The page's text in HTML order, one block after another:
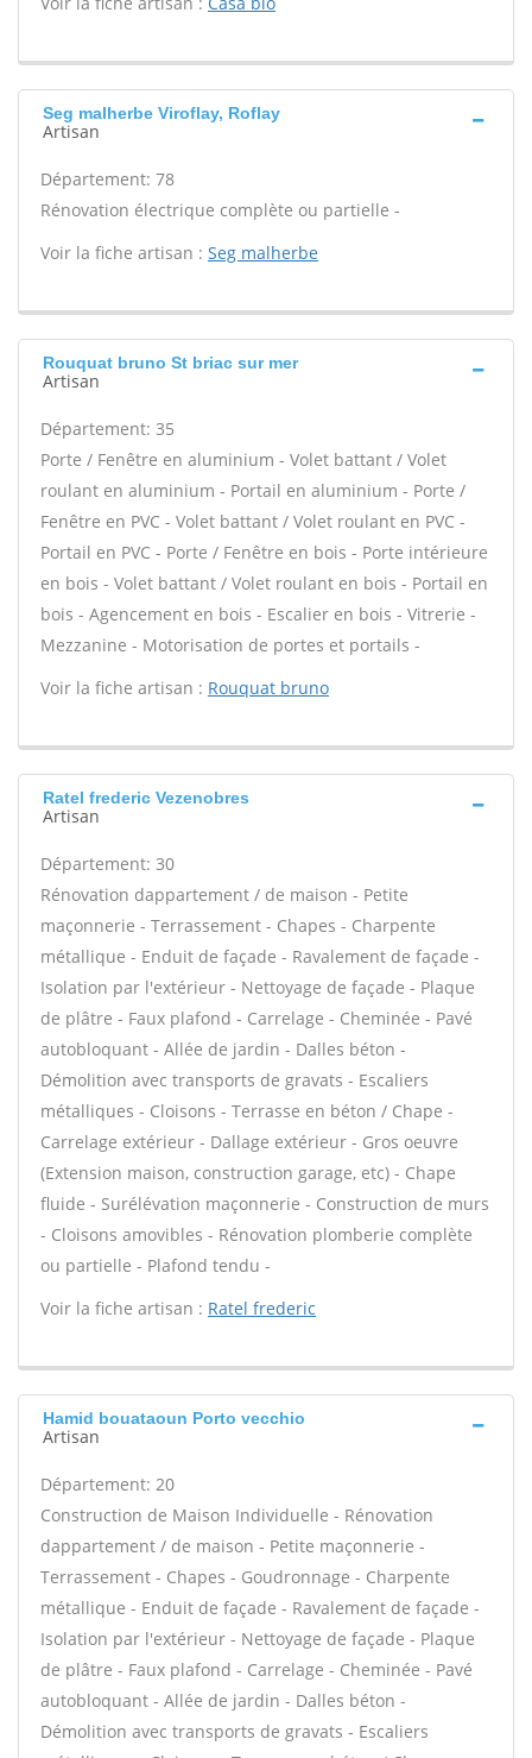
Seg malherbe Viroflay, Roflay
Artisan
Département: 78
Rénovation électrique complète ou partielle -
Voir la fiche artisan : Seg malherbe
Rouquat bruno St briac sur mer
Artisan
Département: 35
Porte / Fenêtre en aluminium - Volet battant / Volet
roulant en aluminium - Portail en aluminium - Porte /
Fenêtre en PVC - Volet battant / Volet roulant en PVC -
Portail en PVC - Porte / Fenêtre en bois - Porte intérieure
en bois - Volet battant / Volet roulant en bois - Portail en
bois - Agencement en bois - Escalier en bois - Vitrerie -
Mezzanine - Motorisation de portes et portails -
Voir la fiche artisan : Rouquat bruno
Ratel frederic Vezenobres
Artisan
Département: 30
Rénovation dappartement / de maison - Petite
maçonnerie - Terrassement - Chapes - Charpente
métallique - Enduit de façade - Ravalement de façade -
Isolation par l'extérieur - Nettoyage de façade - Plaque
de plâtre - Faux plafond - Carrelage - Cheminée - Pavé
autobloquant - Allée de jardin - Dalles béton -
Démolition avec transports de gravats - Escaliers
métalliques - Cloisons - Terrasse en béton / Chape -
Carrelage extérieur - Dallage extérieur - Gros oeuvre
(Extension maison, construction garage, etc) - Chape
fluide - Surélévation maçonnerie - Construction de murs
- Cloisons amovibles - Rénovation plomberie complète
ou partielle - Plafond tendu -
Voir la fiche artisan : Ratel frederic
Hamid bouataoun Porto vecchio
Artisan
Département: 20
Construction de Maison Individuelle - Rénovation
dappartement / de maison - Petite maçonnerie -
Terrassement - Chapes - Goudronnage - Charpente
métallique - Enduit de façade - Ravalement de façade -
Isolation par l'extérieur - Nettoyage de façade - Plaque
de plâtre - Faux plafond - Carrelage - Cheminée - Pavé
autobloquant - Allée de jardin - Dalles béton -
Démolition avec transports de gravats - Escaliers